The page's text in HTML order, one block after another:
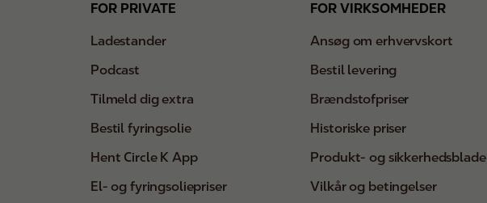
FOR PRIVATE
Ladestander
Podcast
Tilmeld dig extra
Bestil fyringsolie
Hent Circle K App
El- og fyringsoliepriser
FOR VIRKSOMHEDER
Ansøg om erhvervskort
Bestil levering
Brændstofpriser
Historiske priser
Produkt- og sikkerhedsblade
Vilkår og betingelser